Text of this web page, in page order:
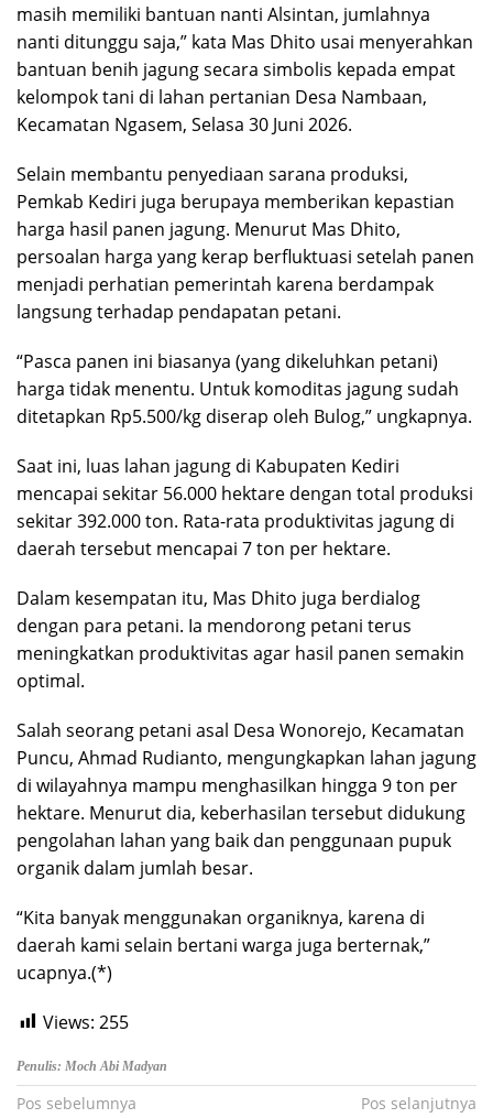
masih memiliki bantuan nanti Alsintan, jumlahnya
nanti ditunggu saja,” kata Mas Dhito usai menyerahkan
bantuan benih jagung secara simbolis kepada empat
kelompok tani di lahan pertanian Desa Nambaan,
Kecamatan Ngasem, Selasa 30 Juni 2026.
Selain membantu penyediaan sarana produksi,
Pemkab Kediri juga berupaya memberikan kepastian
harga hasil panen jagung. Menurut Mas Dhito,
persoalan harga yang kerap berfluktuasi setelah panen
menjadi perhatian pemerintah karena berdampak
langsung terhadap pendapatan petani.
“Pasca panen ini biasanya (yang dikeluhkan petani)
harga tidak menentu. Untuk komoditas jagung sudah
ditetapkan Rp5.500/kg diserap oleh Bulog,” ungkapnya.
Saat ini, luas lahan jagung di Kabupaten Kediri
mencapai sekitar 56.000 hektare dengan total produksi
sekitar 392.000 ton. Rata-rata produktivitas jagung di
daerah tersebut mencapai 7 ton per hektare.
Dalam kesempatan itu, Mas Dhito juga berdialog
dengan para petani. Ia mendorong petani terus
meningkatkan produktivitas agar hasil panen semakin
optimal.
Salah seorang petani asal Desa Wonorejo, Kecamatan
Puncu, Ahmad Rudianto, mengungkapkan lahan jagung
di wilayahnya mampu menghasilkan hingga 9 ton per
hektare. Menurut dia, keberhasilan tersebut didukung
pengolahan lahan yang baik dan penggunaan pupuk
organik dalam jumlah besar.
“Kita banyak menggunakan organiknya, karena di
daerah kami selain bertani warga juga berternak,”
ucapnya.(*)
Views: 255
Penulis: Moch Abi Madyan
Navigasi
Pos sebelumnya
Pos selanjutnya